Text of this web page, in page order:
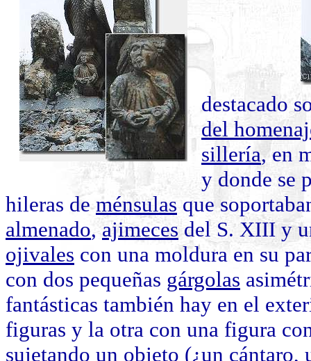
destacado
del
sillería, en
y donde se
hileras deménsulas que
almenado,ajimecesdel S. XIII y
ojivales con una moldura en su
con dos pequeñas gárgolas
fantásticas también hay en el
figuras y la otra con una figura
sujetando un objeto (¿un cántaro,